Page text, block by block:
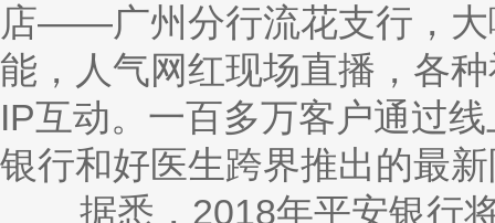
店——广州分行流花支行，大
能，人气网红现场直播，各
IP互动。一百多万客户通过
银行和好医生跨界推出的最
据悉， 2018年平安银行